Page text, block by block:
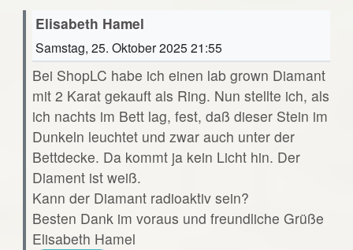
Elisabeth Hamel
Samstag, 25. Oktober 2025 21:55
Bei ShopLC habe ich einen lab grown Diamant
mit 2 Karat gekauft als Ring. Nun stellte ich, als
ich nachts im Bett lag, fest, daß dieser Stein im
Dunkeln leuchtet und zwar auch unter der
Bettdecke. Da kommt ja kein Licht hin. Der
Diament ist weiß.
Kann der Diamant radioaktiv sein?
Besten Dank im voraus und freundliche Grüße
Elisabeth Hamel